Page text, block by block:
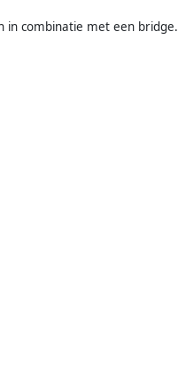
in combinatie met een bridge.